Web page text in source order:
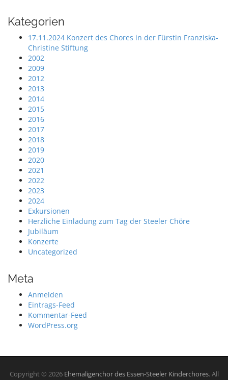
Kategorien
17.11.2024 Konzert des Chores in der Fürstin Franziska-
Christine Stiftung
2002
2009
2012
2013
2014
2015
2016
2017
2018
2019
2020
2021
2022
2023
2024
Exkursionen
Herzliche Einladung zum Tag der Steeler Chöre
Jubiläum
Konzerte
Uncategorized
Meta
Anmelden
Eintrags-Feed
Kommentar-Feed
WordPress.org
Copyright © 2026 Ehemaligenchor des Essen-Steeler Kinderchores. All